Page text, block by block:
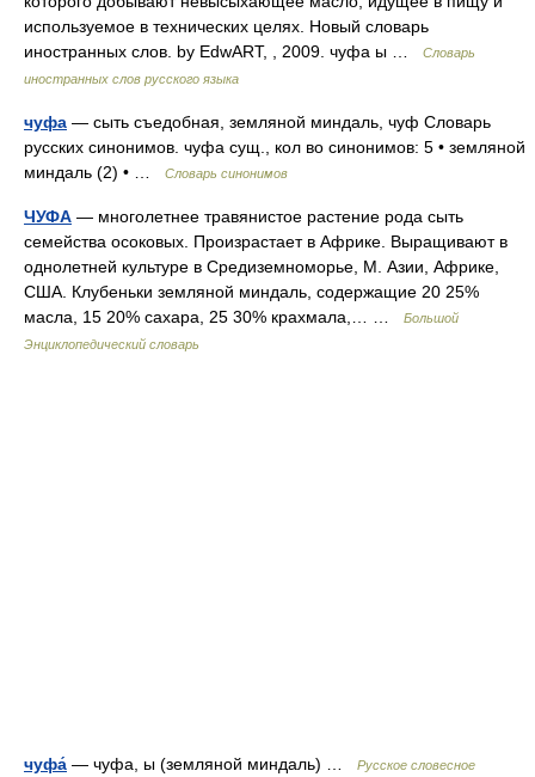
используемое в технических целях. Новый словарь
иностранных слов. by EdwART, , 2009. чуфа ы …
Словарь
иностранных слов русского языка
чуфа — сыть съедобная, земляной миндаль, чуф Словарь
русских синонимов. чуфа сущ., кол во синонимов: 5 • земляной
миндаль (2) • …
Словарь синонимов
ЧУФА — многолетнее травянистое растение рода сыть
семейства осоковых. Произрастает в Африке. Выращивают в
однолетней культуре в Средиземноморье, М. Азии, Африке,
США. Клубеньки земляной миндаль, содержащие 20 25%
масла, 15 20% сахара, 25 30% крахмала,… …
Большой
Энциклопедический словарь
чуфа́ — чуфа, ы (земляной миндаль) …
Русское словесное